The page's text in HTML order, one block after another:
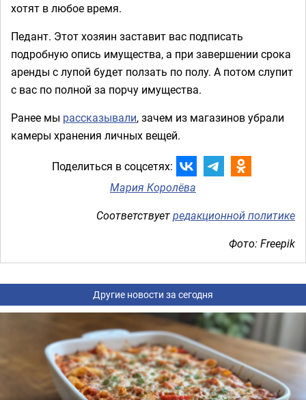
хотят в любое время.
Педант. Этот хозяин заставит вас подписать
подробную опись имущества, а при завершении срока
аренды с лупой будет ползать по полу. А потом слупит
с вас по полной за порчу имущества.
Ранее мы рассказывали, зачем из магазинов убрали
камеры хранения личных вещей.
Поделиться в соцсетях:
Мария Королёва
Соответствуетредакционной политике
Фото: Freepik
Другие новости за сегодня